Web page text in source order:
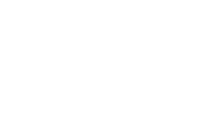
como ela funciona. A cafeteira